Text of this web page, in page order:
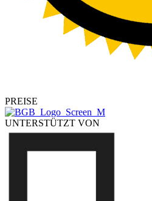
PREISE
UNTERSTÜTZT VON